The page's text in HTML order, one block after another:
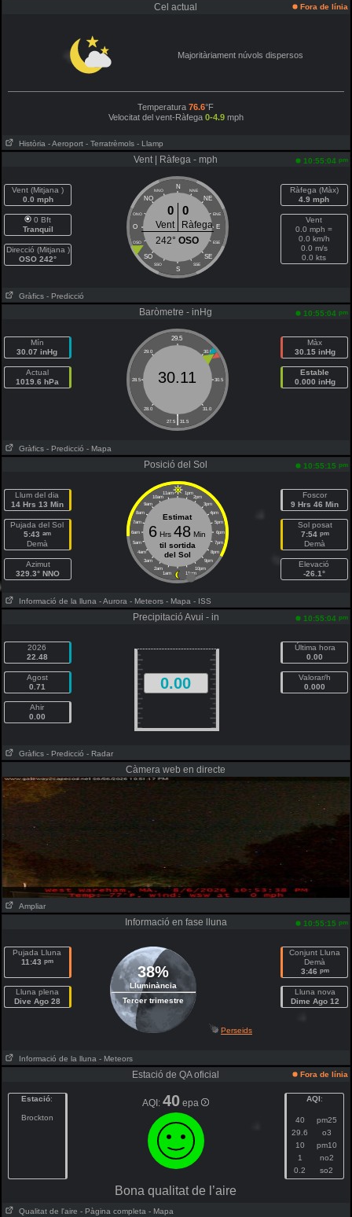
Cel actual Fora de línia
Majoritàriament núvols dispersos
Temperatura76.6°F
Velocitat del vent-Ràfega 0-4.9mph
Història - Aeroport - Terratrèmols - Llamp
Vent | Ràfega - mph 10:55:04 pm
Vent (Mitjana )
0.0 mph
0 Bft
Tranquil
Direcció (Mitjana )
OSO 242°
N
NNO NNE
NO NE
ONO ENE
O E
OSO ESE
SO SE
SSO SSE
S
0 0
Vent
Ràfega
242°OSO
Ràfega (Màx)
4.9 mph
Vent
0.0 mph =
0.0 km/h
0.0 m/s
0.0 kts
Gràfics - Predicció
Baròmetre - inHg 10:55:04 pm
Mín
30.07 inHg
Actual
1019.6 hPa
29.5
29.0 30.0
28.5 30.5
28.0 31.0
|
27.5 31.5
30.11
Màx
30.15 inHg
Estable
0.000 inHg
Gràfics - Predicció - Mapa
Posició del Sol 10:55:15 pm
Llum del dia
14 Hrs 13 Min
Pujada del Sol
5:43 am
Demà
Azimut
329.3° NNO
11am 1pm
10am 2pm
9am 3pm
8am 4pm
7am 5pm
6am 6pm
5am 7pm
4am 8pm
3am 9pm
2am 10pm
1am 11pm
Estimat
6 Hrs48 Min
til sortida
del Sol
Foscor
9 Hrs 46 Min
Sol posat
7:54 pm
Demà
Elevació
-26.1°
Informació de la lluna - Aurora - Meteors - Mapa - ISS
Precipitació Avui - in 10:55:04 pm
2026
22.48
Agost
0.71
Ahir
0.00
0.00
Última hora
0.00
Valorar/h
0.000
Gràfics - Predicció - Radar
Càmera web en directe
Ampliar
Informació en fase lluna 10:55:15 pm
Pujada Lluna
11:43 pm
Lluna plena
Dive Ago 28
38%
Lluminància
Tercer trimestre
Conjunt Lluna
Demà
3:46 pm
Lluna nova
Dime Ago 12
Perseids
Informació de la lluna - Meteors
Estació de QA oficial Fora de línia
Estació:
Brockton
AQI:40 epa AQI:
40
pm25
29.6
o3
10
pm10
1
no2
0.2
so2
Bona qualitat de l’aire
Qualitat de l'aire - Pàgina completa - Mapa